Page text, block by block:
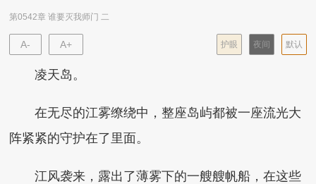
第0542章 谁要灭我师门 二
A- A+ 默认
夜间
护眼
凌天岛。
在无尽的江雾缭绕中，整座岛屿都被一座流光大
阵紧紧的守护在了里面。
江风袭来，露出了薄雾下的一艘艘帆船，在这些